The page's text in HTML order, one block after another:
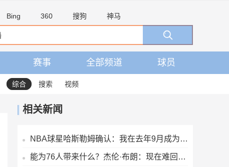
Bing 360 搜狗 神马
赛事 全部频道 球员
综合 搜索 视频
相关新闻
NBA球星哈斯勒姆确认：我在去年9月成为伊普斯维奇少数股东
能为76人带来什么？杰伦·布朗：现在难回答 我能保证的是做自己